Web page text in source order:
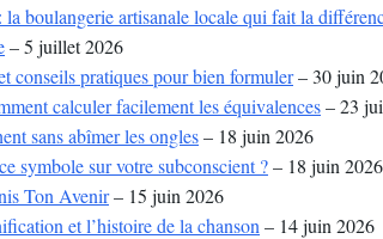
boulangerie artisanale locale qui fait la
– 5 juillet 2026
conseils pratiques pour bien formuler– 30 juin
calculer facilement les équivalences– 23
sans abîmer les ongles– 18 juin 2026
symbole sur votre subconscient ?– 18 juin 2026
Ton Avenir– 15 juin 2026
et l’histoire de la chanson – 14 juin 2026